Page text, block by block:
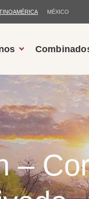
MÉXICO
–